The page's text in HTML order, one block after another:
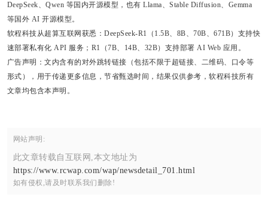
DeepSeek、Qwen 等国内开源模型，也有 Llama、Stable Diffusion、Gemma
等国外 AI 开源模型。
软程科技从超算互联网获悉：DeepSeek-R1（1.5B、8B、70B、671B）支持快
速部署私有化 API 服务；R1（7B、14B、32B）支持部署 AI Web 应用。
广告声明：文内含有的对外跳转链接（包括不限于超链接、二维码、口令等
形式），用于传递更多信息，节省甄选时间，结果仅供参考，软程科技所有
文章均包含本声明。
网站声明:
此文章转载自互联网,本文地址为
https://www.rcwap.com/wap/newsdetail_701.html
如有侵权,请及时联系我们删除!